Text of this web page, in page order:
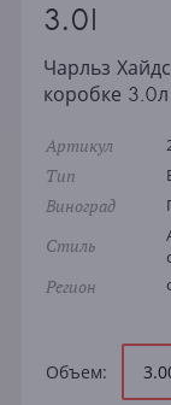
3.0l
Чарльз
коробке 3.0л
Артикул
Тип
Виноград
Стиль
Регион
Объем: